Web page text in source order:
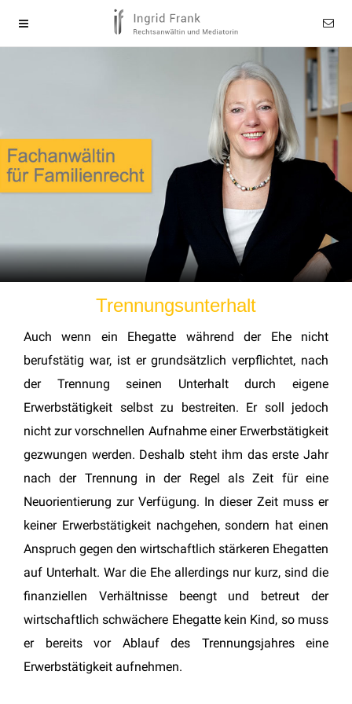
Trennungsunterhalt
Auch wenn ein Ehegatte während der Ehe nicht
berufstätig war, ist er grundsätzlich verpflichtet, nach
der Trennung seinen Unterhalt durch eigene
Erwerbstätigkeit selbst zu bestreiten. Er soll jedoch
nicht zur vorschnellen Aufnahme einer Erwerbstätigkeit
gezwungen werden. Deshalb steht ihm das erste Jahr
nach der Trennung in der Regel als Zeit für eine
Neuorientierung zur Verfügung. In dieser Zeit muss er
keiner Erwerbstätigkeit nachgehen, sondern hat einen
Anspruch gegen den wirtschaftlich stärkeren Ehegatten
auf Unterhalt. War die Ehe allerdings nur kurz, sind die
finanziellen Verhältnisse beengt und betreut der
wirtschaftlich schwächere Ehegatte kein Kind, so muss
er bereits vor Ablauf des Trennungsjahres eine
Erwerbstätigkeit aufnehmen.